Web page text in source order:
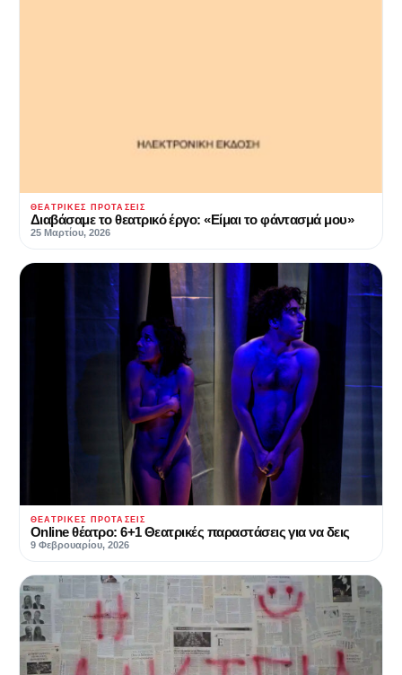
ΘΕΑΤΡΙΚΈΣ ΠΡΟΤΆΣΕΙΣ
Διαβάσαμε το θεατρικό έργο: «Είμαι το φάντασμά μου»
25 Μαρτίου, 2026
ΘΕΑΤΡΙΚΈΣ ΠΡΟΤΆΣΕΙΣ
Online θέατρο: 6+1 Θεατρικές παραστάσεις για να δεις
9 Φεβρουαρίου, 2026